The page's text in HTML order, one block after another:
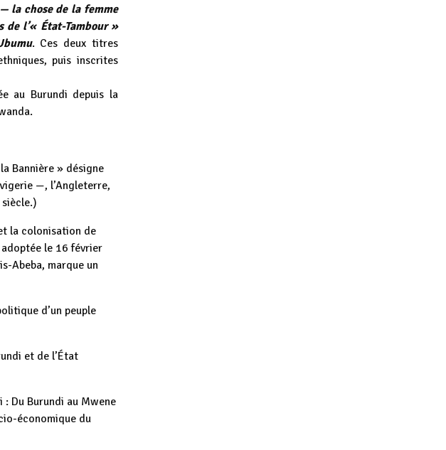
la chose de la femme
de l’« État-Tambour »
. Ces deux titres
puis inscrites
au Burundi depuis la
Bannière » désigne
—, l’Angleterre,
la colonisation de
le 16 février
Abeba, marque un
d’un peuple
et de l’État
Du Burundi au Mwene
économique du